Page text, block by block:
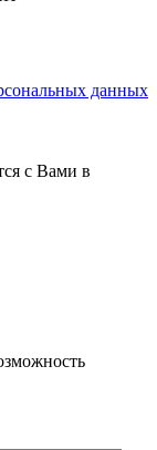
данных
с Вами в